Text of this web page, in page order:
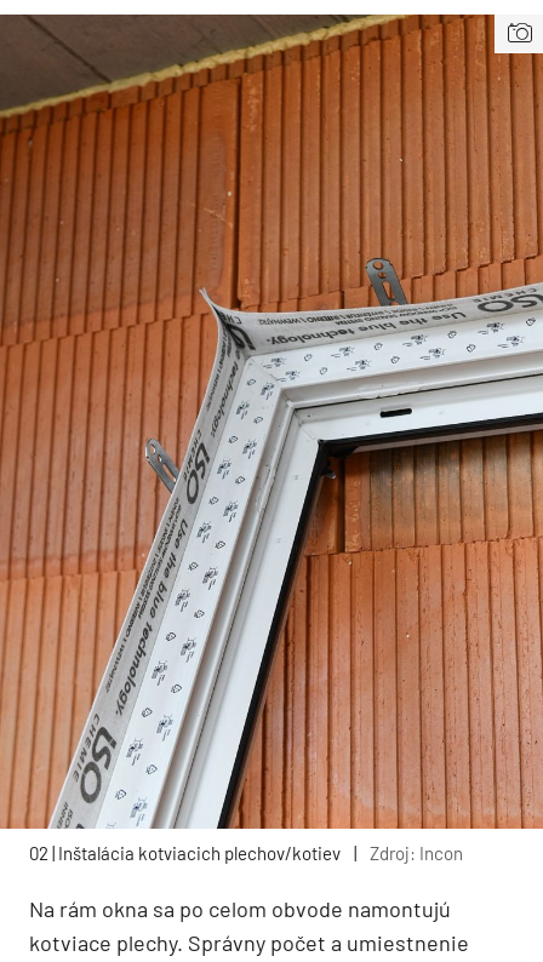
02 | Inštalácia kotviacich plechov/kotiev Zdroj: Incon
Na rám okna sa po celom obvode namontujú
kotviace plechy. Správny počet a umiestnenie